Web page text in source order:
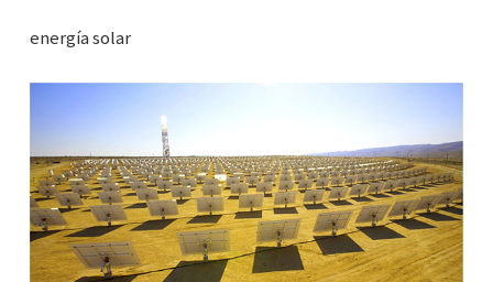
energía solar